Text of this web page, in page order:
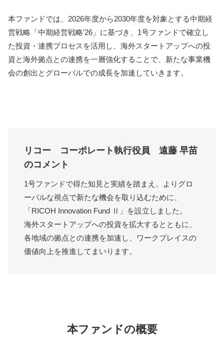
本ファンドでは、2026年度から2030年度を対象とする中期経
営戦略「中期経営戦略'26」に基づき、1号ファンドで確立し
た投資・連携プロセスを活用し、海外スタートアップへの投
資と海外拠点との連携を一層強化することで、新たな事業機
会の創出とグローバルでの成長を加速していきます。
リコー コーポレート執行役員 遠藤 早苗
のコメント
1号ファンドで得た知見と実績を踏まえ、よりグロ
ーバルな視点で新たな機会を取り込むために、
「RICOH Innovation Fund Ⅱ」を設立しました。
海外スタートアップへの投資を拡大するとともに、
各地域の拠点との連携を加速し、ワークプレイスの
価値向上を推進してまいります。
本ファンドの概要